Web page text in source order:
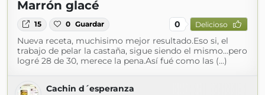
Marrón glacé
15 0 Guardar 0 Delicioso
Nueva receta, muchisimo mejor resultado.Eso si, el
trabajo de pelar la castaña, sigue siendo el mismo...pero
logré 28 de 30, merece la pena.Así fué como las (...)
Cachin d´esperanza